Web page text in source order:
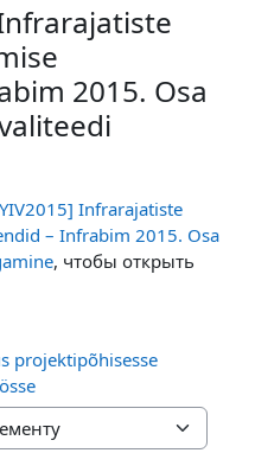
2015. Osa
Infrarajatiste
– Infrabim 2015. Osa
, чтобы открыть
projektipõhisesse